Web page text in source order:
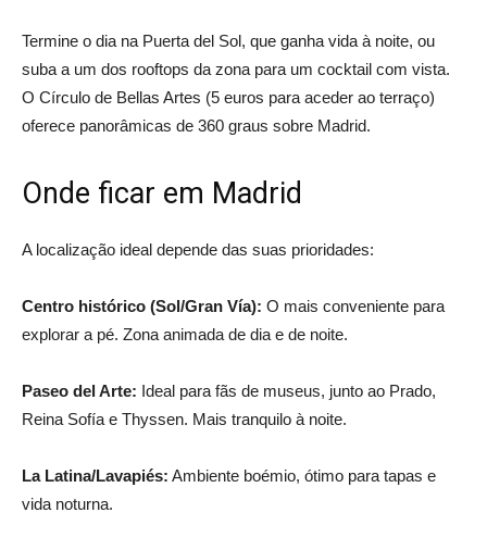
Termine o dia na Puerta del Sol, que ganha vida à noite, ou
suba a um dos rooftops da zona para um cocktail com vista.
O Círculo de Bellas Artes (5 euros para aceder ao terraço)
oferece panorâmicas de 360 graus sobre Madrid.
Onde ficar em Madrid
A localização ideal depende das suas prioridades:
Centro histórico (Sol/Gran Vía): O mais conveniente para
explorar a pé. Zona animada de dia e de noite.
Paseo del Arte: Ideal para fãs de museus, junto ao Prado,
Reina Sofía e Thyssen. Mais tranquilo à noite.
La Latina/Lavapiés: Ambiente boémio, ótimo para tapas e
vida noturna.